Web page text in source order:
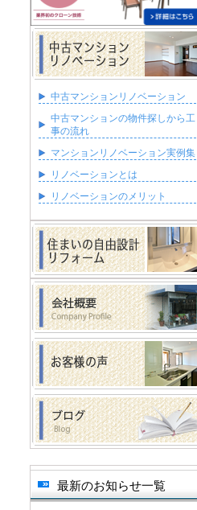
中古マンションリノベーション
中古マンションの物件探しから工
事の流れ
マンションリノベーション実例集
リノベーションとは
リノベーションのメリット
最新のお知らせ一覧